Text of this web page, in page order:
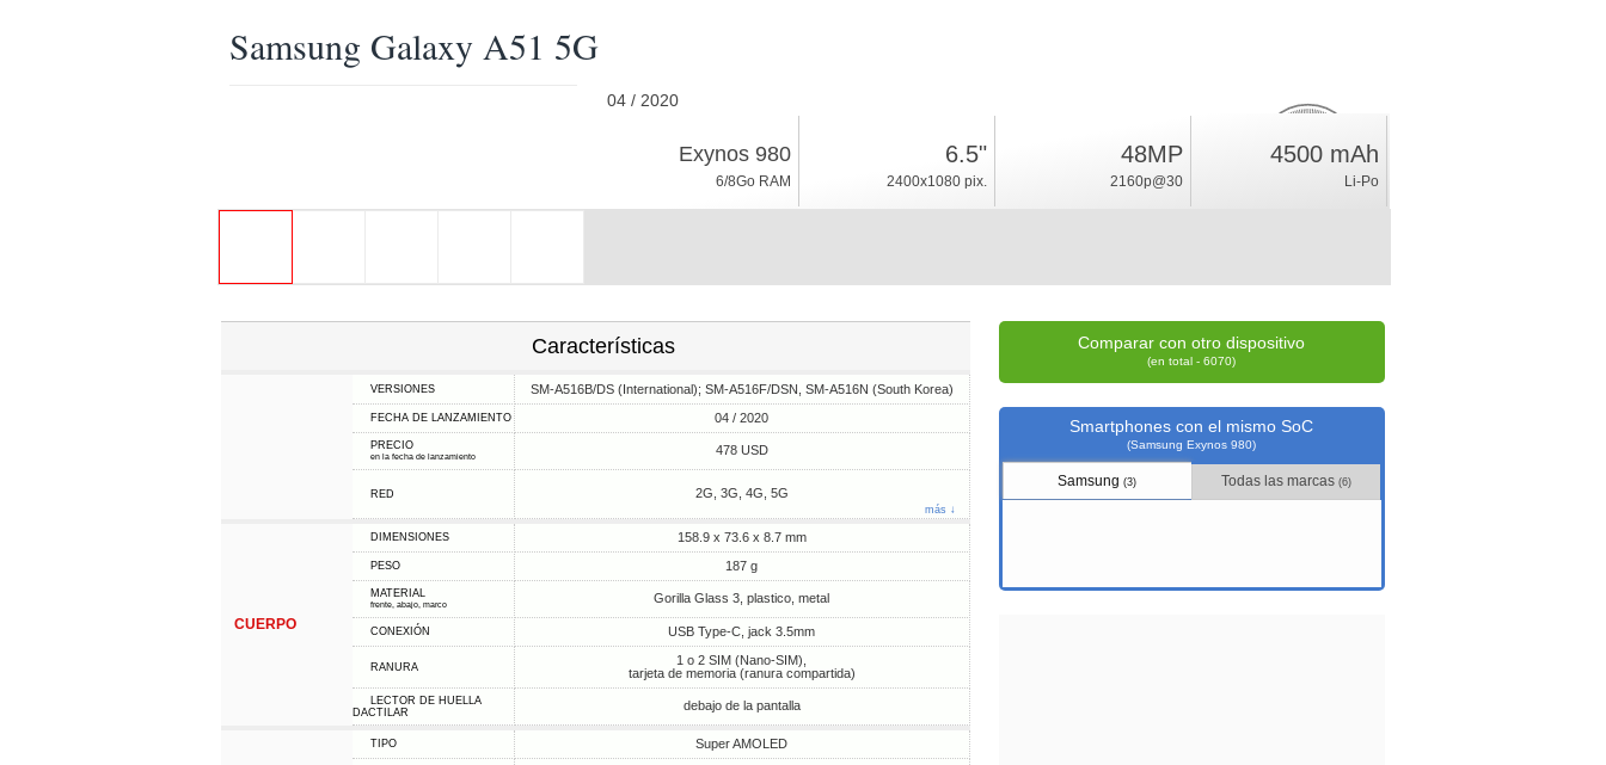
Samsung Galaxy A51 5G
04 / 2020
Android 10, One UI
14.2
Exynos 980
6/8Go RAM
6.5"
2400x1080 pix.
48MP
2160p@30
4500 mAh
Li-Po
Características
VERSIONES SM-A516B/DS (International); SM-A516F/DSN, SM-A516N (South Korea)
FECHA DE LANZAMIENTO 04 / 2020
PRECIO
en la fecha de lanzamiento 478 USD
RED 2G, 3G, 4G, 5G
más ↓
CUERPO
DIMENSIONES 158.9 x 73.6 x 8.7 mm
PESO 187 g
MATERIAL
frente, abajo, marco Gorilla Glass 3, plastico, metal
CONEXIÓN USB Type-C, jack 3.5mm
RANURA
1 o 2 SIM (Nano-SIM),
tarjeta de memoria (ranura compartida)
LECTOR DE HUELLA
DACTILAR
debajo de la pantalla
TIPO Super AMOLED
Comparar con otro dispositivo
(en total - 6070)
Smartphones con el mismo SoC
(Samsung Exynos 980)
Samsung(3) Todas las marcas (6)